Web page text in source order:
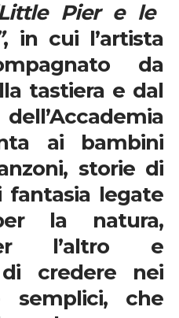
Pier e le
, in cui l’artista
da
tastiera e dal
ai bambini
storie di
legate
la natura,
l’altro e
di credere nei
semplici, che